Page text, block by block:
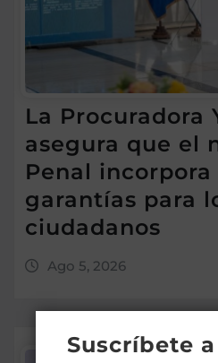
La Procuradora
asegura que el
Penal incorpora
garantías para
ciudadanos
Ago 5, 2026
Suscríbete